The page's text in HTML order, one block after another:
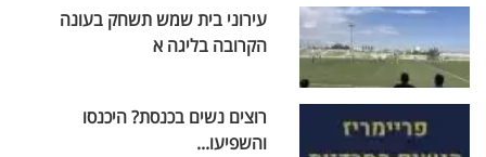
עירוני בית שמש תשחק בעונה
הקרובה בליגה א
רוצים נשים בכנסת? היכנסו
והשפיעו...